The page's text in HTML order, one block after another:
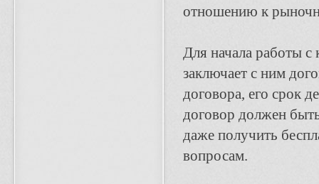
отношению к
Для начала работы с
заключает с ним
договора, его срок
договор должен
даже получить
вопросам.